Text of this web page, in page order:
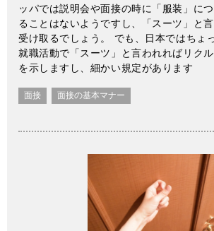
ッパでは説明会や面接の時に「服装」に
ることはないようですし、「スーツ」と
受け取るでしょう。 でも、日本ではちょ
就職活動で「スーツ」と言われればリク
を示しますし、細かい規定があります
面接 面接の基本マナー